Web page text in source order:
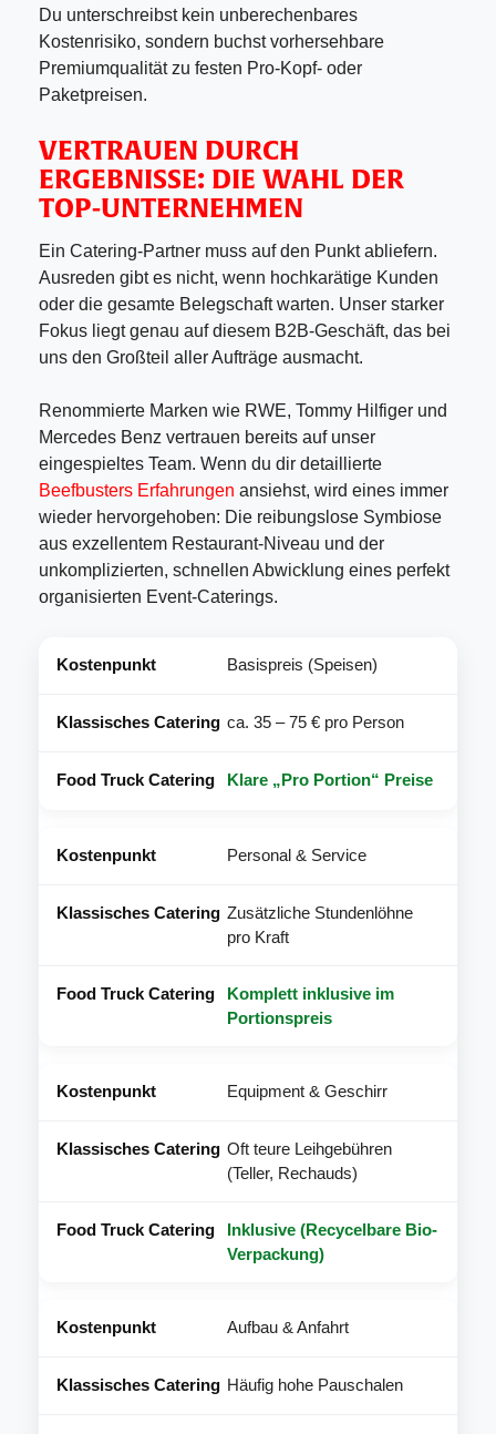
Du unterschreibst kein unberechenbares
Kostenrisiko, sondern buchst vorhersehbare
Premiumqualität zu festen Pro-Kopf- oder
Paketpreisen.
VERTRAUEN DURCH
ERGEBNISSE: DIE WAHL DER
TOP-UNTERNEHMEN
Ein Catering-Partner muss auf den Punkt abliefern.
Ausreden gibt es nicht, wenn hochkarätige Kunden
oder die gesamte Belegschaft warten. Unser starker
Fokus liegt genau auf diesem B2B-Geschäft, das bei
uns den Großteil aller Aufträge ausmacht.
Renommierte Marken wie RWE, Tommy Hilfiger und
Mercedes Benz vertrauen bereits auf unser
eingespieltes Team. Wenn du dir detaillierte
Beefbusters Erfahrungen ansiehst, wird eines immer
wieder hervorgehoben: Die reibungslose Symbiose
aus exzellentem Restaurant-Niveau und der
unkomplizierten, schnellen Abwicklung eines perfekt
organisierten Event-Caterings.
Basispreis (Speisen)
ca. 35 – 75 € pro Person
Klare „Pro Portion“ Preise
Personal & Service
Zusätzliche Stundenlöhne
pro Kraft
Komplett inklusive im
Portionspreis
Equipment & Geschirr
Oft teure Leihgebühren
(Teller, Rechauds)
Inklusive (Recycelbare Bio-
Verpackung)
Aufbau & Anfahrt
Häufig hohe Pauschalen